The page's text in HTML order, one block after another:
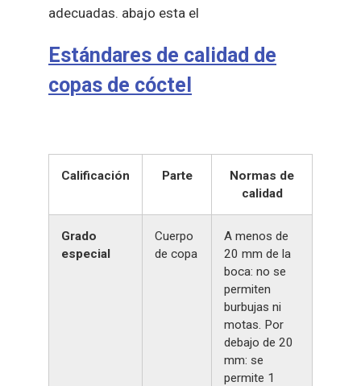
adecuadas. abajo esta el
Estándares de calidad de
copas de cóctel
Calificación Parte
Normas de
calidad
Grado
especial
Cuerpo
de copa
A menos de
20 mm de la
boca: no se
permiten
burbujas ni
motas. Por
debajo de 20
mm: se
permite 1